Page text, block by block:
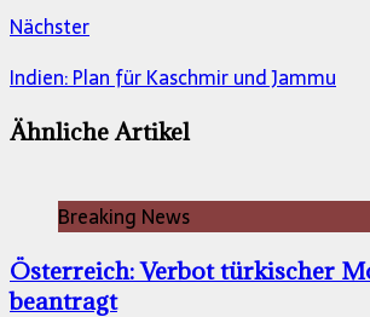
Nächster
Indien: Plan für Kaschmir und Jammu
Ähnliche Artikel
Breaking News
Österreich: Verbot türkischer
beantragt